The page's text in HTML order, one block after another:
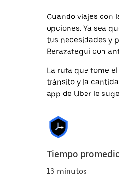
Cuando viajes con
opciones. Ya sea
tus necesidades y
Berazategui con
La ruta que tome
tránsito y la
app de Uber le
Tiempo
16 minutos